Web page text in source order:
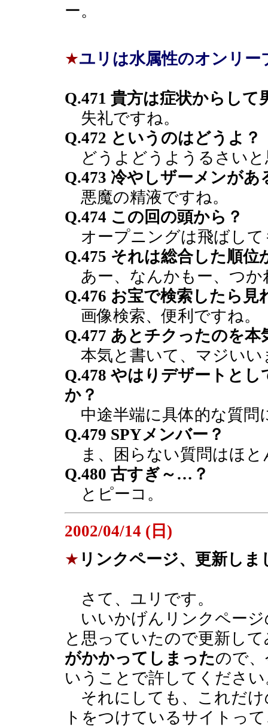
ー。
★ユリは水属性のオンリ
Q.471 貴方は症状からし
失礼ですね。
Q.472 というのはどうよ？
どうよどうようるさいと
Q.473 冷やしザーメンがあ
悪魔の精液ですね。
Q.474 この回の頭から？
オープニングは飛ばして
Q.475 それは総合した順位
あー、なんかもー、つか
Q.476 お宝で検索したら見
画像検索、便利ですね。
Q.477 あとチクったのを本
本気と書いて、マジいい
Q.478 やはりデザートと
か？
中途半端に具体的な質問
Q.479 SPYメンバー？
ま、困らない質問はほと
Q.480 古すぎ～…？
とピーコ。
2002/04/14 (日)
★ リンクページ、更新しま
さて、ユリです。
いいかげんリンクページ
と思っていたので更新し
がかかってしまったので
いうことで許してください
それにしても、これだけ
トをつけているサイトっ